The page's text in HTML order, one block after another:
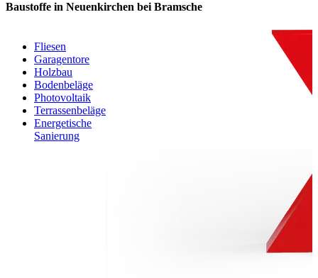
Baustoffe in Neuenkirchen bei Bramsche
Fliesen
Garagentore
Holzbau
Bodenbeläge
Photovoltaik
Terrassenbeläge
Energetische
Sanierung